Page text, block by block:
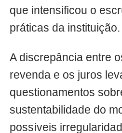
que intensificou o
práticas da instituição.
A discrepância entre
revenda e os juros
questionamentos
sustentabilidade do
possíveis